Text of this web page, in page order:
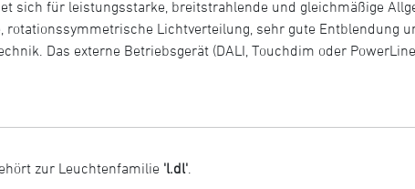
sich für leistungsstarke, breitstrahlende und gleichmäßige
rotationssymmetrische Lichtverteilung, sehr gute Entblendung
Das externe Betriebsgerät (DALI, Touchdim oder
zur Leuchtenfamilie 'l.dl'